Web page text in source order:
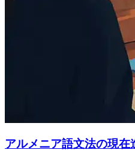
アルメニア語文法の現在